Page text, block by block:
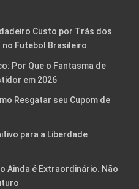
Custo por Trás dos
no Futebol Brasileiro
Por Que o Fantasma de
em 2026
Resgatar seu Cupom de
para a Liberdade
Ainda é Extraordinário. Não